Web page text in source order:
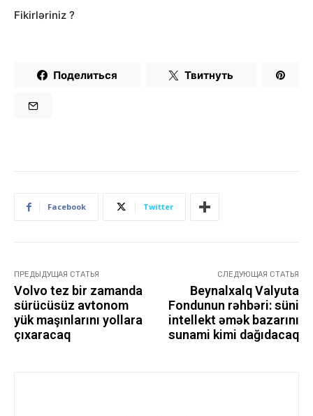
Fikirləriniz ?
Поделиться Твитнуть
Facebook Twitter
ПРЕДЫДУЩАЯ СТАТЬЯ
Volvo tez bir zamanda
sürücüsüz avtonom
yük maşınlarını yollara
çıxaracaq
СЛЕДУЮЩАЯ СТАТЬЯ
Beynalxalq Valyuta
Fondunun rəhbəri: süni
intellekt əmək bazarını
sunami kimi dağıdacaq